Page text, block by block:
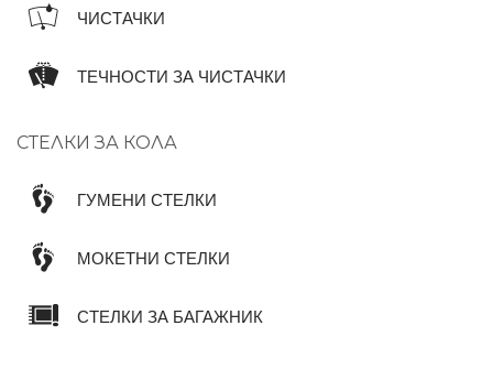
ЧИСТАЧКИ
ТЕЧНОСТИ ЗА ЧИСТАЧКИ
СТЕЛКИ ЗА КОЛА
ГУМЕНИ СТЕЛКИ
МОКЕТНИ СТЕЛКИ
СТЕЛКИ ЗА БАГАЖНИК